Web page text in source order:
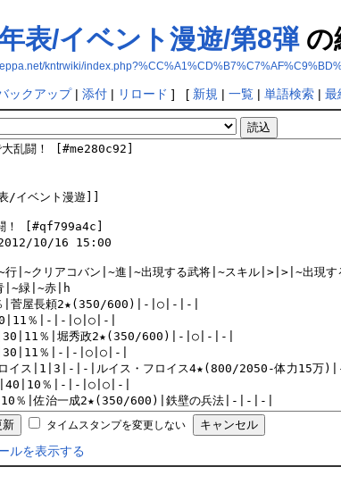
表/イベント漫遊/第8弾の
kntrwiki/
ックアップ| 添付| リロード ] [ 新規 | 一覧| 単語検索| 最
タイムスタンプを変更しない
ルを表示する